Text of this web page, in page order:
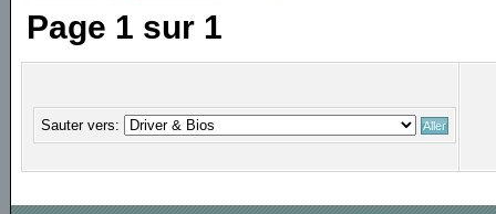
Page 1 sur 1
Sauter vers: